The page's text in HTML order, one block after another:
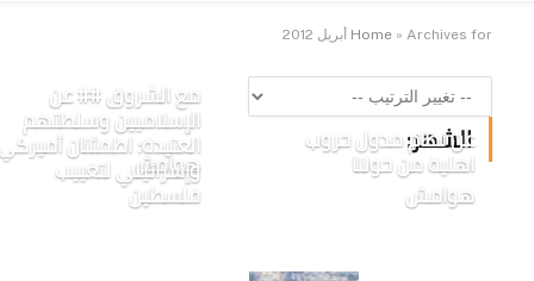
Home » Archives for أبريل 2012
الشهر:
عن نظام مدول حروب
اهلية من حولنا هوامش
هوامش
مع الشروق ## عن
الإسلاميين وسلطتهم
العتيدة: اطمئنان
وإسرائيلي لتغييب
فلسطين